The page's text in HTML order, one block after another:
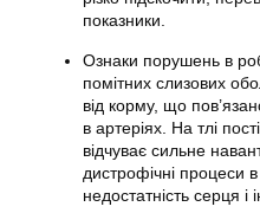
показники.
Ознаки порушень в
помітних слизових
від корму, що
в артеріях. На тлі
відчуває сильне
дистрофічні процеси
недостатність серця і